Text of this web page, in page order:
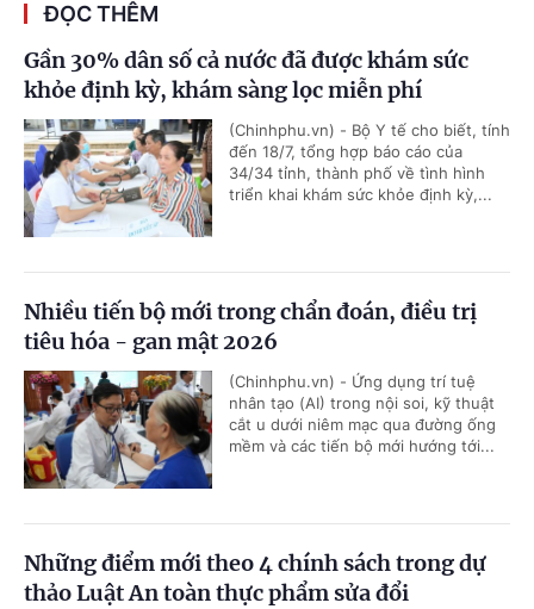
ĐỌC THÊM
Gần 30% dân số cả nước đã được khám sức
khỏe định kỳ, khám sàng lọc miễn phí
(Chinhphu.vn) - Bộ Y tế cho biết, tính
đến 18/7, tổng hợp báo cáo của
34/34 tỉnh, thành phố về tình hình
triển khai khám sức khỏe định kỳ,...
Nhiều tiến bộ mới trong chẩn đoán, điều trị
tiêu hóa - gan mật 2026
(Chinhphu.vn) - Ứng dụng trí tuệ
nhân tạo (AI) trong nội soi, kỹ thuật
cắt u dưới niêm mạc qua đường ống
mềm và các tiến bộ mới hướng tới...
Những điểm mới theo 4 chính sách trong dự
thảo Luật An toàn thực phẩm sửa đổi